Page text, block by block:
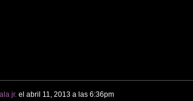
jr. el abril 11, 2013 a las 6:36pm